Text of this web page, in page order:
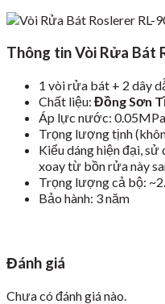
Thông tin Vòi Rửa Bát
1 vòi rửa bát + 2 dây
Chất liệu: Đồng Sơn
Áp lực nước:
Trọng lượng tịnh
Kiểu dáng hiện đại, sử
xoay từ bồn rửa này
Trọng lượng cả bộ:
Bảo hành: 3 năm
Đánh giá
Chưa có đánh giá nào.